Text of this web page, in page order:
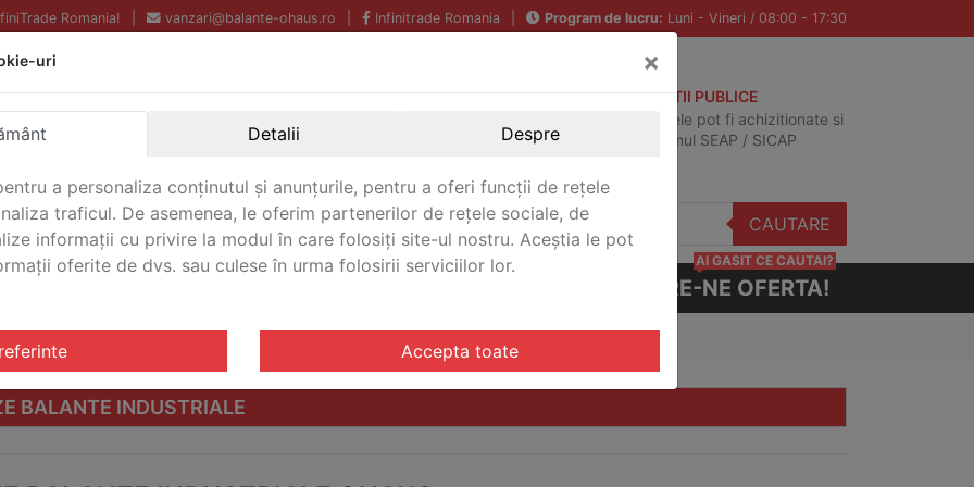
Romania! vanzari@balante-ohaus.ro Infinitrade Romania Program de lucru: Luni - Vineri / 08:00 - 17:30
Echipamente profesionale
pentru laborator.
Garantie Internationala.
ACHIZITII PUBLICE
Produsele pot fi achizitionate si
in sistemul SEAP / SICAP
CAUTARE
CERE-NE OFERTA!
AI GASIT CE CAUTAI?
BALANTE INDUSTRIALE
uri ×
Detalii Despre
a personaliza conținutul și anunțurile, pentru a oferi funcții de rețele
traficul. De asemenea, le oferim partenerilor de rețele sociale, de
informații cu privire la modul în care folosiți site-ul nostru. Aceștia le pot
oferite de dvs. sau culese în urma folosirii serviciilor lor.
Accepta toate